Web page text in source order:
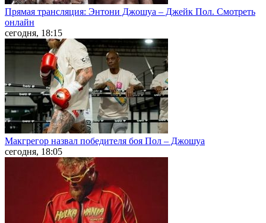
Прямая трансляция: Энтони Джошуа – Джейк Пол. Смотреть
онлайн
сегодня, 18:15
Макгрегор назвал победителя боя Пол – Джошуа
сегодня, 18:05